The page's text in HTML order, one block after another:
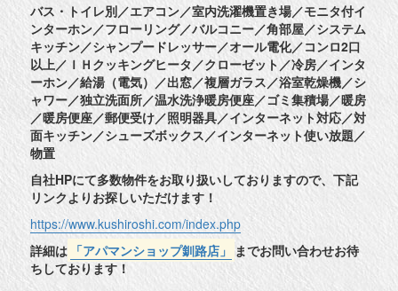
バス・トイレ別／エアコン／室内洗濯機置き場／モニタ付イ
ンターホン／フローリング／バルコニー／角部屋／システム
キッチン／シャンプードレッサー／オール電化／コンロ2口
以上／ＩＨクッキングヒータ／クローゼット／冷房／インタ
ーホン／給湯（電気）／出窓／複層ガラス／浴室乾燥機／シ
ャワー／独立洗面所／温水洗浄暖房便座／ゴミ集積場／暖房
／暖房便座／郵便受け／照明器具／インターネット対応／対
面キッチン／シューズボックス／インターネット使い放題／
物置
自社HPにて多数物件をお取り扱いしておりますので、下記
リンクよりお探しいただけます！
https://www.kushiroshi.com/index.php
詳細は 「アパマンショップ釧路店」
までお問い合わせお待
ちしております！